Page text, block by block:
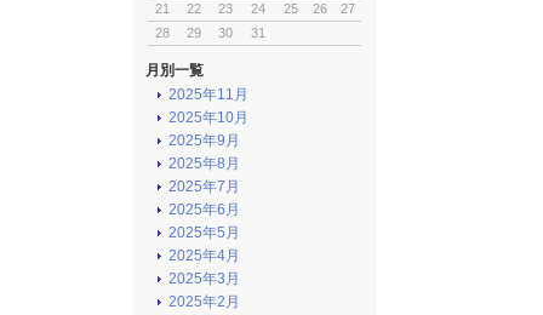
21
22 23 24 25 26
27
28
29 30 31
月別一覧
2025年11月
2025年10月
2025年9月
2025年8月
2025年7月
2025年6月
2025年5月
2025年4月
2025年3月
2025年2月